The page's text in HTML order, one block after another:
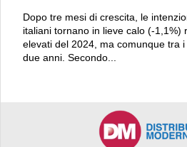
Dopo tre mesi di crescita, le
italiani tornano in lieve calo (-1,1%)
elevati del 2024, ma comunque tra
due anni. Secondo...